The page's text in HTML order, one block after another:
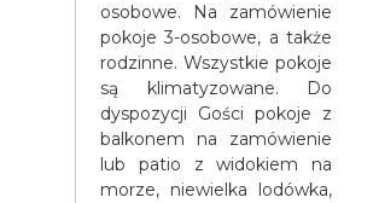
osobowe. Na zamówienie
pokoje 3-osobowe, a także
rodzinne. Wszystkie pokoje
są klimatyzowane. Do
dyspozycji Gości pokoje z
balkonem na zamówienie
lub patio z widokiem na
morze, niewielka lodówka,